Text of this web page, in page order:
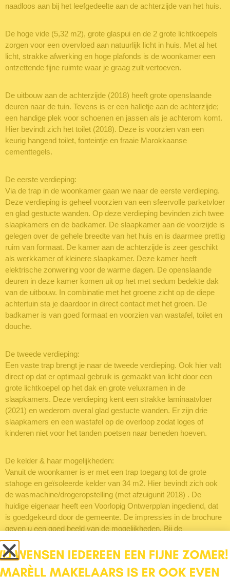
naadloos aan bij het leefgedeelte aan de achterzijde van het huis.
De hoge vide (5,32 m2), grote glaspui en de 2 grote lichtkoepels
zorgen voor een overvloed aan natuurlijk licht in huis. Met al het
licht, strakke afwerking en hoge plafonds is de woonkamer een
ontzettende fijne ruimte waar je graag zult vertoeven.
De uitbouw aan de achterzijde (2018) heeft grote openslaande
deuren naar de tuin. Tevens is er een halletje aan de achterzijde;
een handige plek voor schoenen en jassen als je achterom komt.
Hier bevindt zich het toilet (2018). Deze is voorzien van een
keurig hangend toilet, fonteintje en fraaie Marokkaanse
cementtegels.
De eerste verdieping:
Via de trap in de woonkamer gaan we naar de eerste verdieping.
Deze verdieping is geheel voorzien van een sfeervolle parketvloer
en glad gestucte wanden. Op deze verdieping bevinden zich twee
slaapkamers en de badkamer. De slaapkamer aan de voorzijde is
gelegen over de gehele breedte van het huis en is daarmee prettig
ruim van formaat. De kamer aan de achterzijde is zeer geschikt
als werkkamer of kleinere slaapkamer. Deze kamer heeft
elektrische zonwering voor de warme dagen. De openslaande
deuren in deze kamer komen uit op het met sedum bedekte dak
van de uitbouw. In combinatie met het groene zicht op de diepe
achtertuin sta je daardoor in direct contact met het groen. De
badkamer is van goed formaat en voorzien van wastafel, toilet en
douche.
De tweede verdieping:
Een vaste trap brengt je naar de tweede verdieping. Ook hier valt
direct op dat er optimaal gebruik is gemaakt van licht door een
grote lichtkoepel op het dak en grote veluxramen in de
slaapkamers. Deze verdieping kent een strakke laminaatvloer
(2021) en wederom overal glad gestucte wanden. Er zijn drie
slaapkamers en een wastafel op de overloop zodat loges of
kinderen niet voor het tanden poetsen naar beneden hoeven.
De kelder & haar mogelijkheden:
Vanuit de woonkamer is er met een trap toegang tot de grote
stahoge en geïsoleerde kelder van 34 m2. Hier bevindt zich ook
de wasmachine/drogeropstelling (met afzuigunit 2018) . De
huidige eigenaar heeft een Voorlopig Ontwerpplan ingediend, dat
is goedgekeurd door de gemeente. De impressies in de brochure
geven u een goed beeld van de mogelijkheden. Bij de
bezichtigingen laten we u graag de tekeningen zien van de
architect die in opdracht van de huidige eigenaar een opzet heeft
gemaakt.